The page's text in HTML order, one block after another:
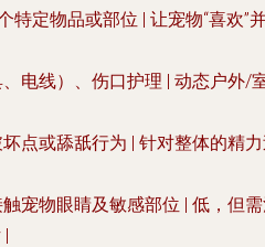
特定物品或部位 | 让宠物“喜欢”
电线）、伤口护理 | 动态户外/
点或舔舐行为 | 针对整体的精
宠物眼睛及敏感部位 | 低，但